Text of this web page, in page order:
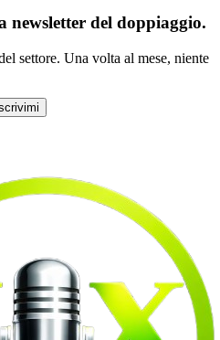
newsletter del doppiaggio.
settore. Una volta al mese, niente